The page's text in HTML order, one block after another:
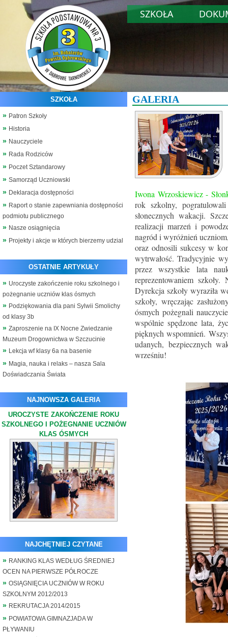
SZKOŁA
SZKOŁA
Patron Szkoły
Historia
Nauczyciele
Rada Rodziców
Poczet Sztandarowy
Samorząd Uczniowski
Deklaracja dostępności
Raport o stanie zapewniania dostępności
podmiotu publicznego
Nasze osiągnięcia
Projekty i akcje w których bierzemy udzial
OSTATNIE ARTYKUŁY
Uroczyste zakończenie roku szkolnego i
pożegnanie uczniów klas ósmych
Podziękowania dla pani Sylwii Smolichy
od klasy 3b
Zaproszenie na IX Nocne Zwiedzanie
Muzeum Drogownictwa w Szczucinie
Lekcja wf klasy 6a na basenie
Magia, nauka i relaks – nasza Sala
Doświadczania Świata
NAJNOWSZA GALERIA
UROCZYSTE ZAKOŃCZENIE ROKU
SZKOLNEGO I POŻEGNANIE UCZNIÓW
KLAS ÓSMYCH
NAJCHĘTNIEJ CZYTANE
RANKING KLAS WEDŁUG ŚREDNIEJ
OCEN NA PIERWSZE PÓŁROCZE
OSIĄGNIĘCIA UCZNIÓW W ROKU
SZKOLNYM 2012/2013
REKRUTACJA 2014/2015
POWIATOWA GIMNAZJADA W
PŁYWANIU
GALERIA
Iwona Wrzoskiewicz -
rok szkolny,
słonecznych wakacji.
realizacji marzeń i
nagród i wyróżnień
oraz odnosili sukcesy w
wytrwałość. Tradycyjnie
przez wszystkie lata
reprezentowaniem
Dyrekcja szkoły wyraziła
szkoły, wręczając
ósmych pożegnali
wspólnie spędzone lata,
pięknych wspomnień.
udanych, bezpiecznych
wrześniu!